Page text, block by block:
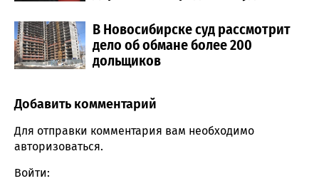
В Новосибирске суд рассмотрит
дело об обмане более 200
дольщиков
Comment section
Добавить комментарий
Для отправки комментария вам необходимо
авторизоваться.
Войти: